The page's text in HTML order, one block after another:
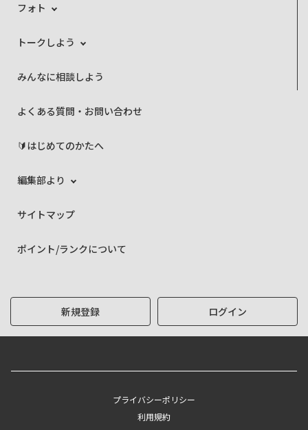
フォト
トークしよう
みんなに相談しよう
よくある質問・お問い合わせ
🔰はじめてのかたへ
編集部より
サイトマップ
ポイント/ランクについて
新規登録 ログイン
プライバシーポリシー
利用規約